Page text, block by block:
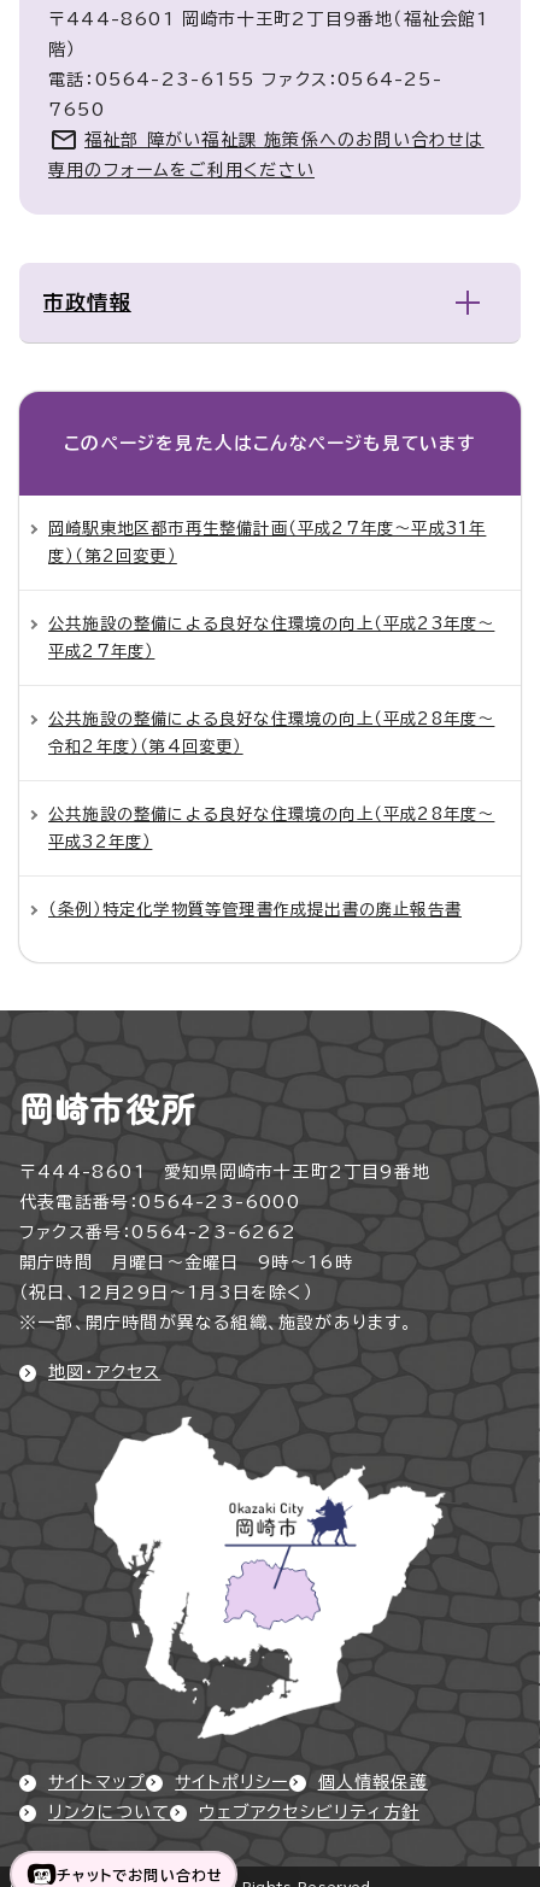
〒444-8601 岡崎市十王町2丁目9番地（福祉会館1
階）
電話：0564-23-6155 ファクス：0564-25-
7650
福祉部 障がい福祉課 施策係へのお問い合わせは
専用のフォームをご利用ください
市政情報
このページを見た人は こんなページも見ています
岡崎駅東地区都市再生整備計画（平成27年度～平成31年
度）（第2回変更）
公共施設の整備による良好な住環境の向上（平成23年度～
平成27年度）
公共施設の整備による良好な住環境の向上（平成28年度～
令和2年度）（第4回変更）
公共施設の整備による良好な住環境の向上（平成28年度～
平成32年度）
（条例）特定化学物質等管理書作成提出書の廃止報告書
岡崎市役所
〒444-8601 愛知県岡崎市十王町2丁目9番地
代表電話番号：0564-23-6000
ファクス番号：0564-23-6262
開庁時間 月曜日～金曜日 9時～16時
（祝日、12月29日～1月3日を除く）
※一部、開庁時間が異なる組織、施設があります。
地図・アクセス
サイトマップ サイトポリシー
個人情報保護
リンクについて
ウェブアクセシビリティ方針
チャットでお問い合わせ